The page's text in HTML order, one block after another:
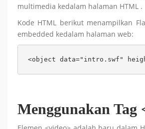
multimedia kedalam halaman HTML .
Kode HTML berikut menampilkan
embedded kedalam halaman web:
<object data="intro.swf"
Menggunakan Tag